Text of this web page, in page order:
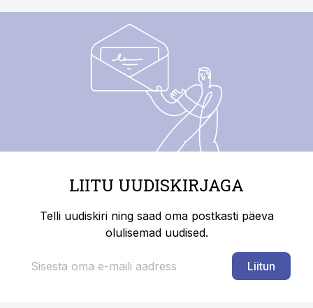
LIITU UUDISKIRJAGA
Telli uudiskiri ning saad oma postkasti päeva
olulisemad uudised.
Liitun